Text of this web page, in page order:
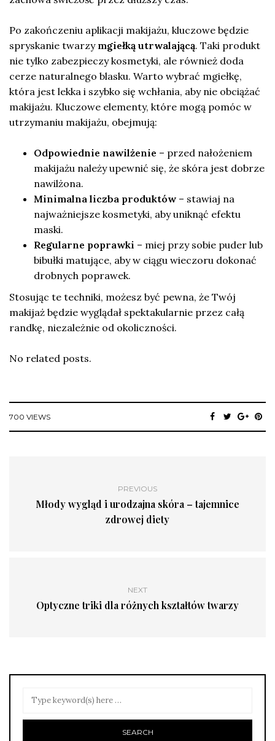
Po zakończeniu aplikacji makijażu, kluczowe będzie
spryskanie twarzy mgiełką utrwalającą. Taki produkt
nie tylko zabezpieczy kosmetyki, ale również doda
cerze naturalnego blasku. Warto wybrać mgiełkę,
która jest lekka i szybko się wchłania, aby nie obciążać
makijażu. Kluczowe elementy, które mogą pomóc w
utrzymaniu makijażu, obejmują:
Odpowiednie nawilżenie – przed nałożeniem
makijażu należy upewnić się, że skóra jest dobrze
nawilżona.
Minimalna liczba produktów – stawiaj na
najważniejsze kosmetyki, aby uniknąć efektu
maski.
Regularne poprawki – miej przy sobie puder lub
bibułki matujące, aby w ciągu wieczoru dokonać
drobnych poprawek.
Stosując te techniki, możesz być pewna, że Twój
makijaż będzie wyglądał spektakularnie przez całą
randkę, niezależnie od okoliczności.
No related posts.
700 VIEWS
PREVIOUS
Młody wygląd i urodzajna skóra – tajemnice
zdrowej diety
NEXT
Optyczne triki dla różnych kształtów twarzy